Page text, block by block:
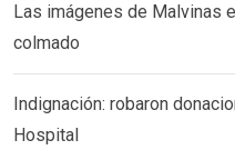
Las imágenes de Malvinas
colmado
Indignación: robaron
Hospital